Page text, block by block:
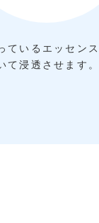
ているエッセンス
て浸透させます。